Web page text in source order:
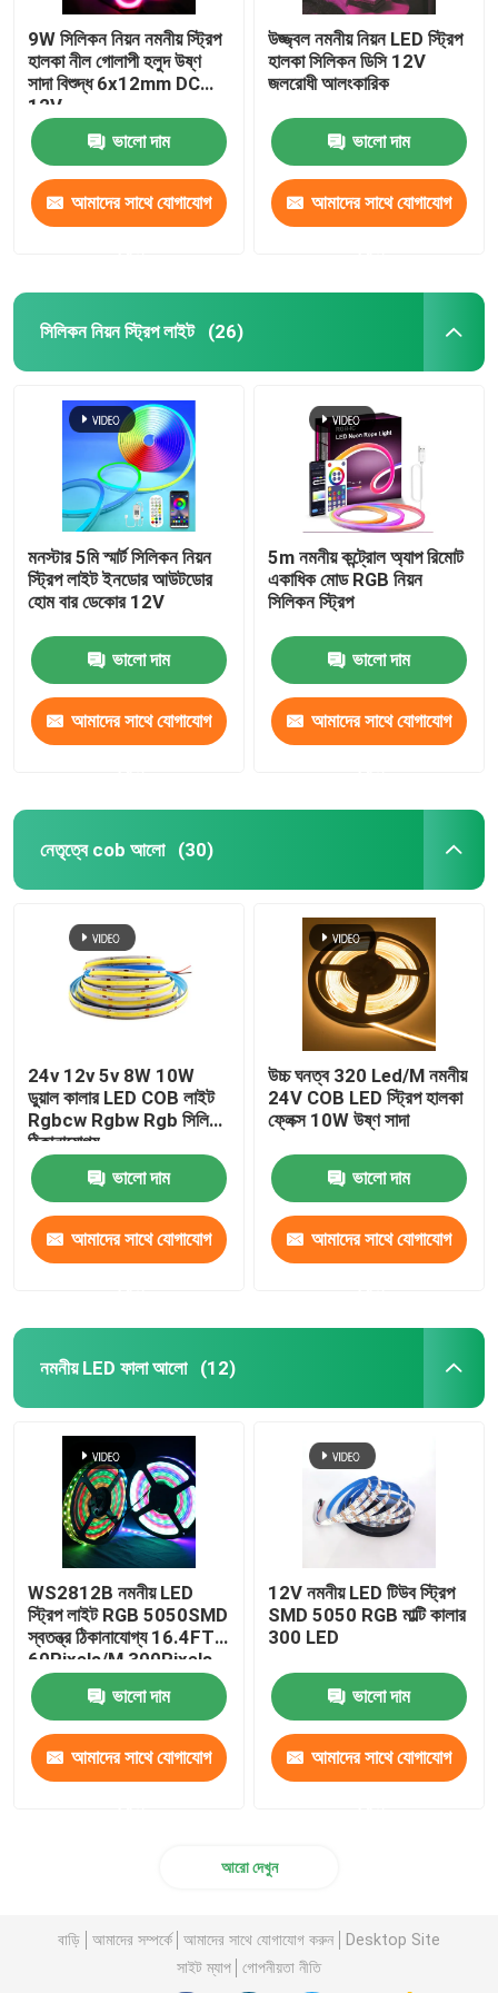
9W সিলিকন নিয়ন নমনীয় স্ট্রিপ
হালকা নীল গোলাপী হলুদ উষ্ণ
সাদা বিশুদ্ধ 6x12mm DC
12V
ভালো দাম
আমাদের সাথে যোগাযোগ
উজ্জ্বল নমনীয় নিয়ন LED স্ট্রিপ
হালকা সিলিকন ডিসি 12V
জলরোধী আলংকারিক
ভালো দাম
আমাদের সাথে যোগাযোগ
সিলিকন নিয়ন স্ট্রিপ লাইট (26)
মনস্টার 5মি স্মার্ট সিলিকন নিয়ন
স্ট্রিপ লাইট ইনডোর আউটডোর
হোম বার ডেকোর 12V
ভালো দাম
আমাদের সাথে যোগাযোগ
5m নমনীয় কন্ট্রোল অ্যাপ রিমোট
একাধিক মোড RGB নিয়ন
সিলিকন স্ট্রিপ
ভালো দাম
আমাদের সাথে যোগাযোগ
নেতৃত্বে cob আলো (30)
24v 12v 5v 8W 10W
ডুয়াল কালার LED COB লাইট
Rgbcw Rgbw Rgb সিলিকন
ঠিকানাযোগ্য
ভালো দাম
আমাদের সাথে যোগাযোগ
উচ্চ ঘনত্ব 320 Led/M নমনীয়
24V COB LED স্ট্রিপ হালকা
ফ্লেক্স 10W উষ্ণ সাদা
ভালো দাম
আমাদের সাথে যোগাযোগ
নমনীয় LED ফালা আলো (12)
WS2812B নমনীয় LED
স্ট্রিপ লাইট RGB 5050SMD
স্বতন্ত্র ঠিকানাযোগ্য 16.4FT
60Pixels/M 300Pixels
কালো PCB সম্পূর্ণ রঙ
ভালো দাম
আমাদের সাথে যোগাযোগ
12V নমনীয় LED টিউব স্ট্রিপ
SMD 5050 RGB মাল্টি কালার
300 LED
ভালো দাম
আমাদের সাথে যোগাযোগ
আরো দেখুন
বাড়ি আমাদের সম্পর্কে আমাদের সাথে যোগাযোগ করুন
Desktop Site
সাইট ম্যাপ
গোপনীয়তা নীতি